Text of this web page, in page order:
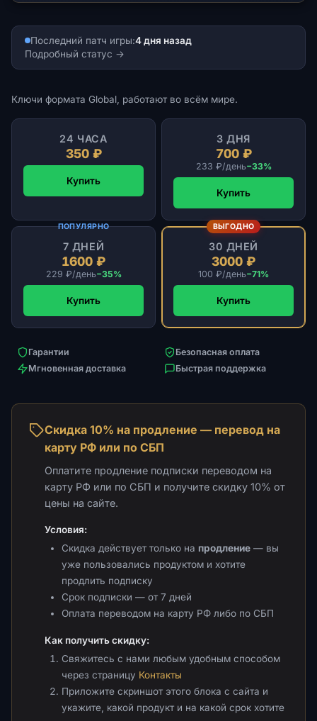
Последний патч игры:4 дня назад
Подробный статус
Ключи формата Global, работают во всём мире.
24 ЧАСА
350 ₽
Купить
3 ДНЯ
700 ₽
233 ₽/день−33%
Купить
ПОПУЛЯРНО
7 ДНЕЙ
1600 ₽
229 ₽/день−35%
Купить
ВЫГОДНО
30 ДНЕЙ
3000 ₽
100 ₽/день−71%
Купить
Гарантии
Безопасная оплата
Мгновенная доставка
Быстрая поддержка
Скидка 10% на продление — перевод на
карту РФ или по СБП
Оплатите продление подписки переводом на
карту РФ или по СБП и получите скидку 10% от
цены на сайте.
Условия:
Скидка действует только на продление — вы
уже пользовались продуктом и хотите
продлить подписку
Срок подписки — от 7 дней
Оплата переводом на карту РФ либо по СБП
Как получить скидку:
Свяжитесь с нами любым удобным способом
через страницу Контакты
Приложите скриншот этого блока с сайта и
укажите, какой продукт и на какой срок хотите